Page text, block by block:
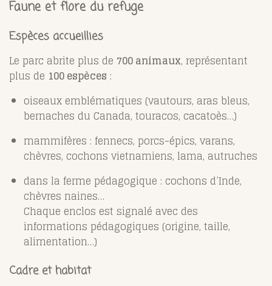
Faune et flore du refuge
Espèces accueillies
Le parc abrite plus de 700 animaux, représentant
plus de 100 espèces :
oiseaux emblématiques (vautours, aras bleus,
bernaches du Canada, touracos, cacatoès…)
mammifères : fennecs, porcs-épics, varans,
chèvres, cochons vietnamiens, lama, autruches
dans la ferme pédagogique : cochons d’Inde,
chèvres naines…
Chaque enclos est signalé avec des
informations pédagogiques (origine, taille,
alimentation…)
Cadre et habitat